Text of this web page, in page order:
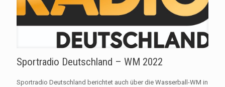
Sportradio Deutschland – WM 2022
Sportradio Deutschland berichtet auch über die Wasserball-WM in